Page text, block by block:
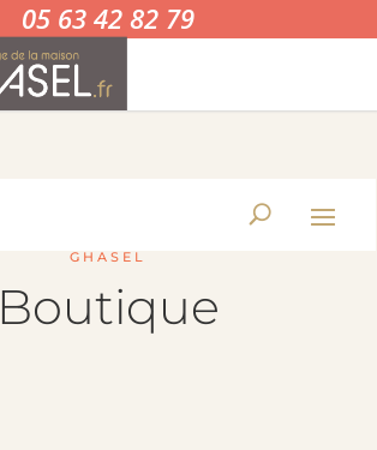
05 63 42 82 79
GHASEL
Boutique